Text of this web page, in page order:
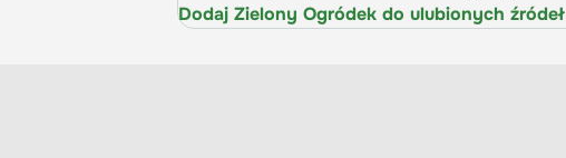
Dodaj Zielony Ogródek do ulubionych źródeł